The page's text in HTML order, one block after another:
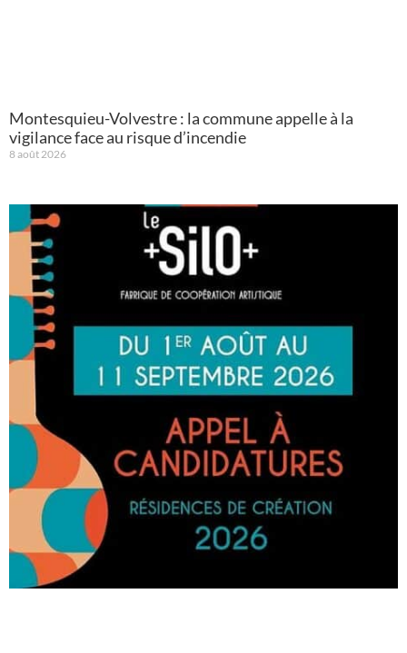
Montesquieu-Volvestre : la commune appelle à la
vigilance face au risque d’incendie
8 août 2026